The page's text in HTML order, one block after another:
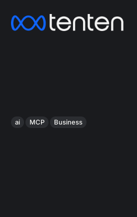
ai MCP Business